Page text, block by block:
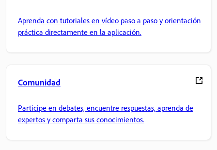
Aprenda con tutoriales en vídeo paso a paso y orientación
práctica directamente en la aplicación.
Comunidad
Participe en debates, encuentre respuestas, aprenda de
expertos y comparta sus conocimientos.